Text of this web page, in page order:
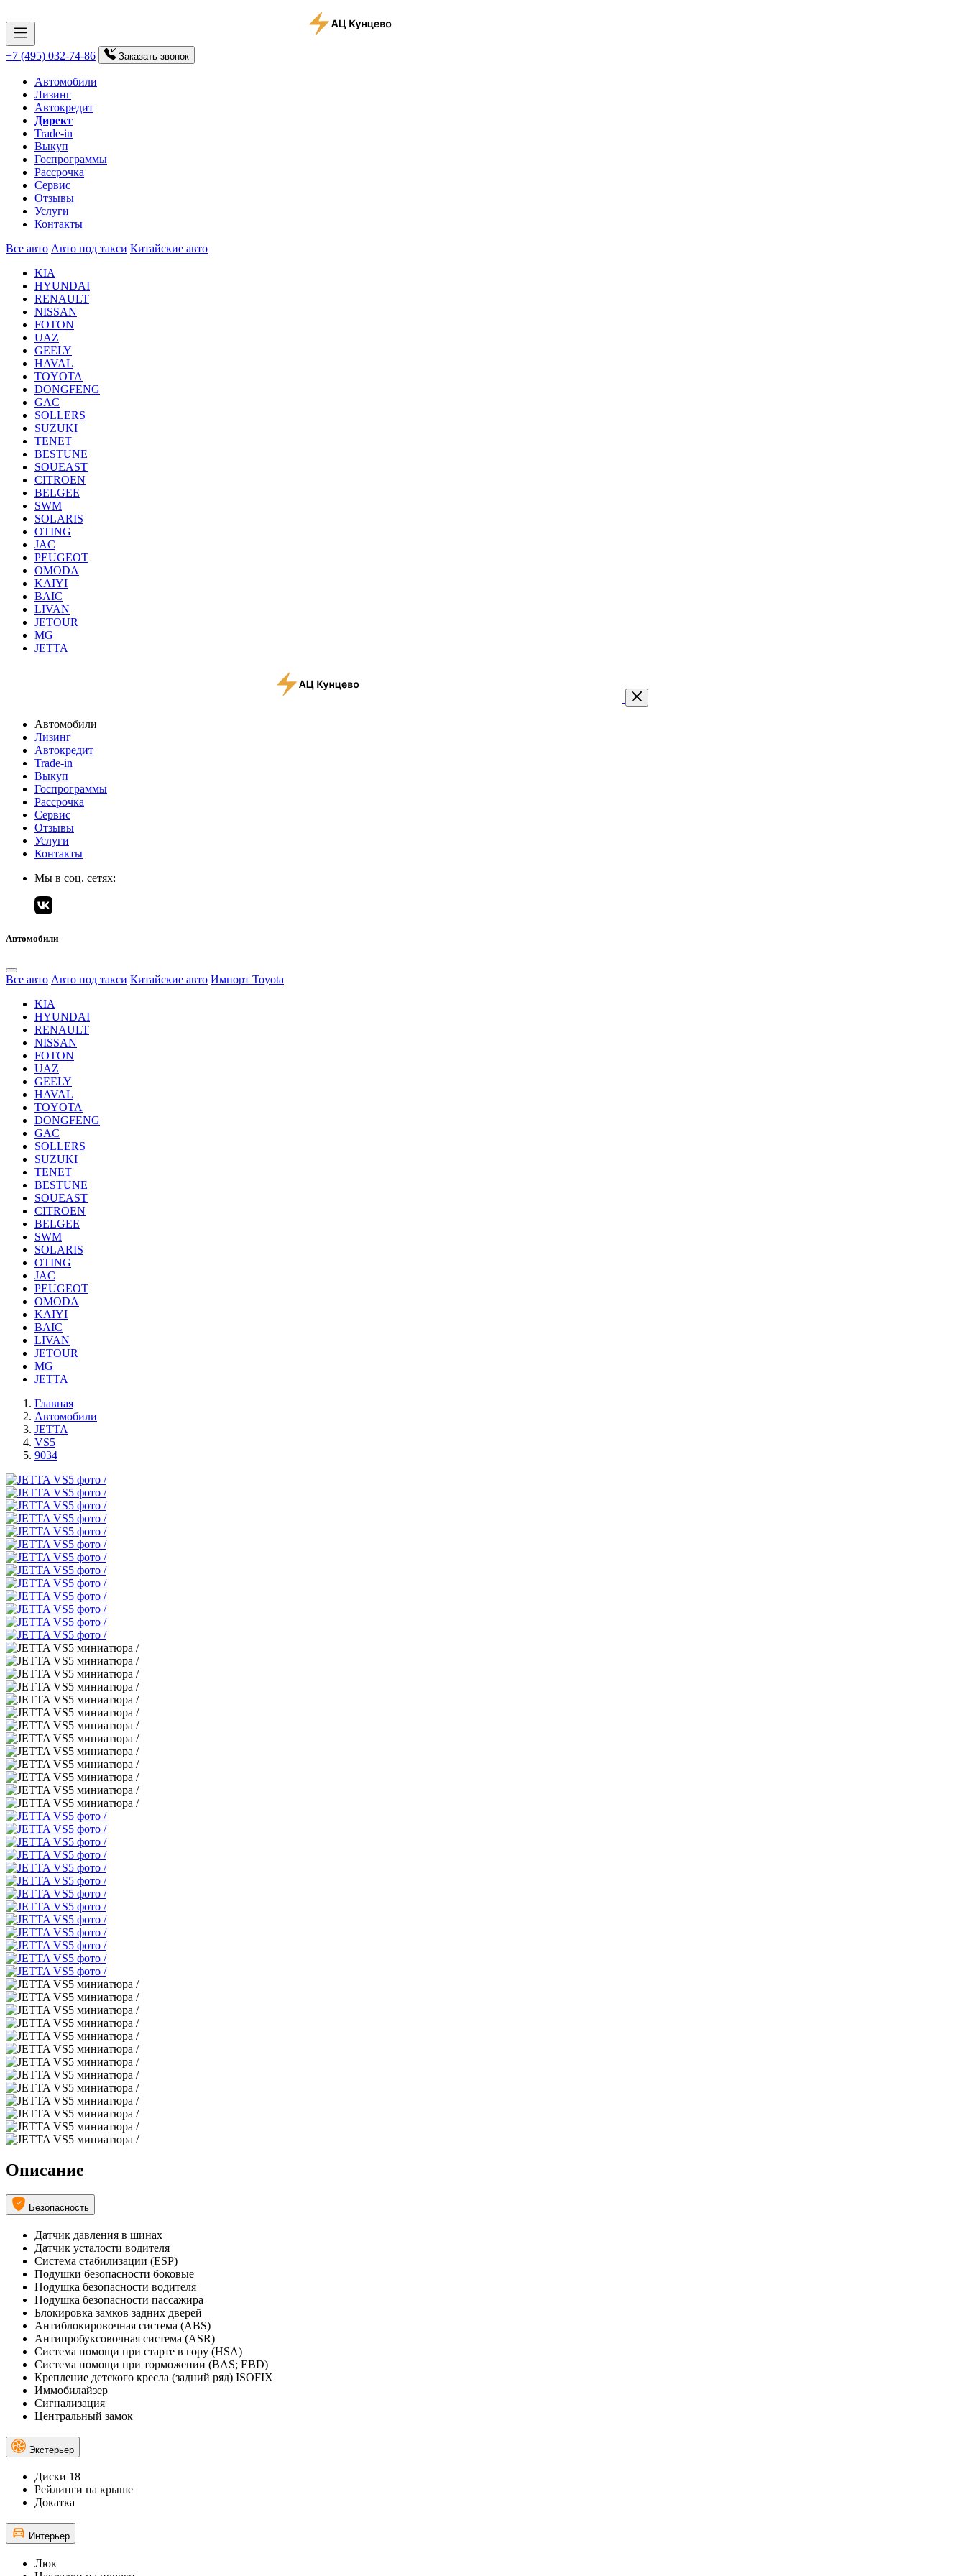
+7 (495) 032-74-86 Заказать звонок
Автомобили
Лизинг
Автокредит
Директ
Trade-in
Выкуп
Госпрограммы
Рассрочка
Сервис
Отзывы
Услуги
Контакты
Все авто Авто под такси Китайские авто
KIA
HYUNDAI
RENAULT
NISSAN
FOTON
UAZ
GEELY
HAVAL
TOYOTA
DONGFENG
GAC
SOLLERS
SUZUKI
TENET
BESTUNE
SOUEAST
CITROEN
BELGEE
SWM
SOLARIS
OTING
JAC
PEUGEOT
OMODA
KAIYI
BAIC
LIVAN
JETOUR
MG
JETTA
Автомобили
Лизинг
Автокредит
Trade-in
Выкуп
Госпрограммы
Рассрочка
Сервис
Отзывы
Услуги
Контакты
Мы в соц. сетях:
Автомобили
Все авто Авто под такси Китайские авто Импорт Toyota
KIA
HYUNDAI
RENAULT
NISSAN
FOTON
UAZ
GEELY
HAVAL
TOYOTA
DONGFENG
GAC
SOLLERS
SUZUKI
TENET
BESTUNE
SOUEAST
CITROEN
BELGEE
SWM
SOLARIS
OTING
JAC
PEUGEOT
OMODA
KAIYI
BAIC
LIVAN
JETOUR
MG
JETTA
Главная
Автомобили
JETTA
VS5
9034
Описание
Безопасность
Датчик давления в шинах
Датчик усталости водителя
Система стабилизации (ESP)
Подушки безопасности боковые
Подушка безопасности водителя
Подушка безопасности пассажира
Блокировка замков задних дверей
Антиблокировочная система (ABS)
Антипробуксовочная система (ASR)
Система помощи при старте в гору (HSA)
Система помощи при торможении (BAS; EBD)
Крепление детского кресла (задний ряд) ISOFIX
Иммобилайзер
Сигнализация
Центральный замок
Экстерьер
Диски 18
Рейлинги на крыше
Докатка
Интерьер
Люк